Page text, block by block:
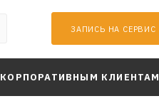
ЗАПИСЬ НА СЕРВИС
КОРПОРАТИВНЫМ КЛИЕНТАМ